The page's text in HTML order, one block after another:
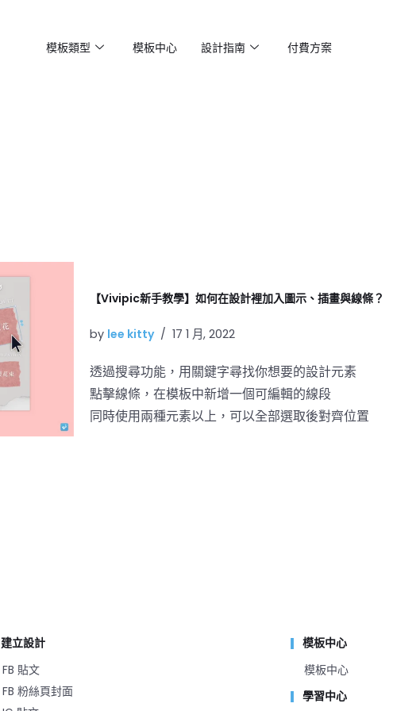
模板類型 模板中心 設計指南 付費方案
【Vivipic新手教學】如何在設計裡加入圖示、插畫與線條？
by lee kitty 17 1 月, 2022
透過搜尋功能，用關鍵字尋找你想要的設計元素
點擊線條，在模板中新增一個可編輯的線段
同時使用兩種元素以上，可以全部選取後對齊位置
建立設計
FB 貼文
FB 粉絲頁封面
模板中心
模板中心
學習中心